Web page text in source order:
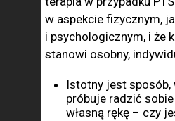
w aspekcie fizycznym,
i psychologicznym, i że
stanowi osobny,
Istotny jest sposób,
próbuje radzić
własną rękę – czy